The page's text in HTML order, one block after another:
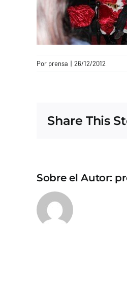
Por prensa | 26/12/2012
Share This
Sobre el Autor: